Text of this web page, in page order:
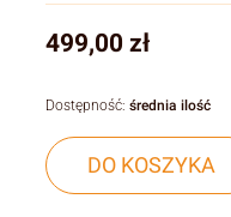
Cena
499,00 zł
DO KOSZYKA
Dostępność: średnia ilość